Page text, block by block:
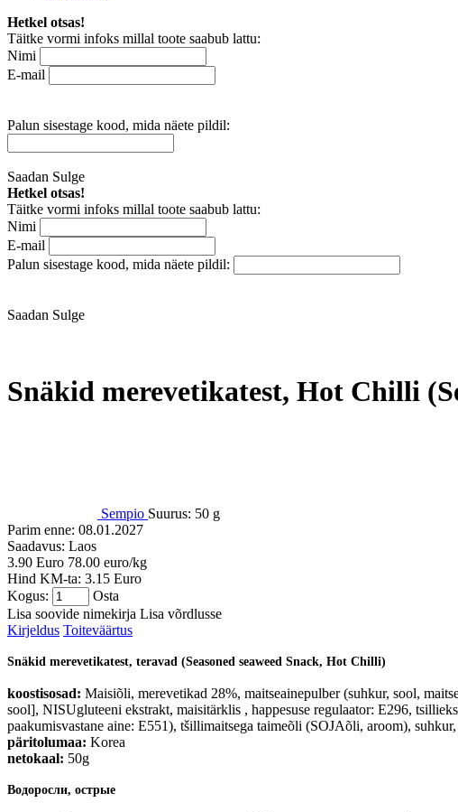
Hetkel otsas!
Täitke vormi infoks millal toote saabub lattu:
Nimi
E-mail
Palun sisestage kood, mida näete pildil:
Saadan Sulge
Hetkel otsas!
Täitke vormi infoks millal toote saabub lattu:
Nimi
E-mail
Palun sisestage kood, mida näete pildil:
Saadan Sulge
Snäkid merevetikatest, Hot Chilli
Sempio Suurus: 50 g
Parim enne: 08.01.2027
Saadavus: Laos
3.90 Euro 78.00 euro/kg
Hind KM-ta: 3.15 Euro
Kogus:
Osta
Lisa soovide nimekirja Lisa võrdlusse
Kirjeldus Toiteväärtus
Snäkid merevetikatest, teravad (Seasoned seaweed Snack, Hot Chilli)
koostisosad: Maisiõli, merevetikad 28%, maitseainepulber (suhkur, sool,
sool], NISUgluteeni ekstrakt, maisitärklis , happesuse regulaator: E296,
paakumisvastane aine: E551), tšillimaitsega taimeõli (SOJAõli, aroom),
päritolumaa: Korea
netokaal: 50g
Водоросли, острые